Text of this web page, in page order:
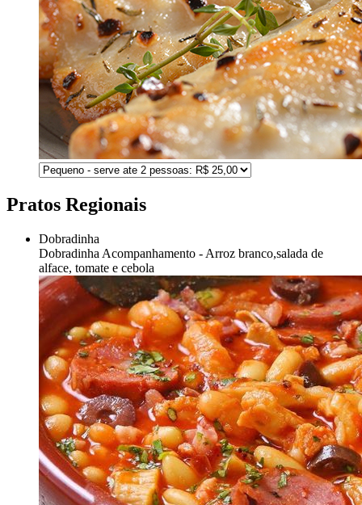
Pratos Regionais
Dobradinha
Dobradinha Acompanhamento - Arroz branco,salada de
alface, tomate e cebola